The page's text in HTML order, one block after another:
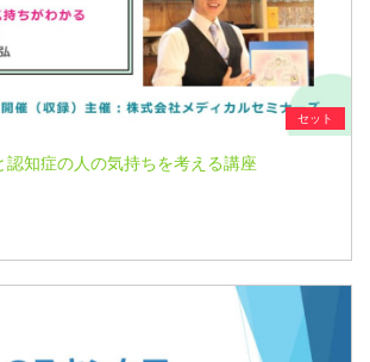
セット
認知症の人の気持ちを考える講座